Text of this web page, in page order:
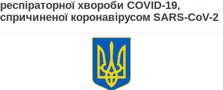
респіраторної хвороби COVID-19,
спричиненої коронавірусом SARS-CoV-2